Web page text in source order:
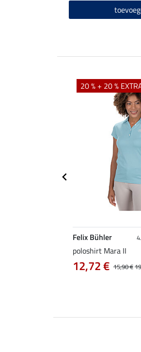
20 % + 20 %
Felix Bühler
poloshirt Mara II
15,90 €
12,72 €